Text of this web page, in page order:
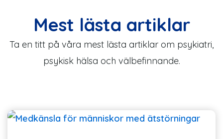
Mest lästa artiklar
Ta en titt på våra mest lästa artiklar om psykiatri,
psykisk hälsa och välbefinnande.